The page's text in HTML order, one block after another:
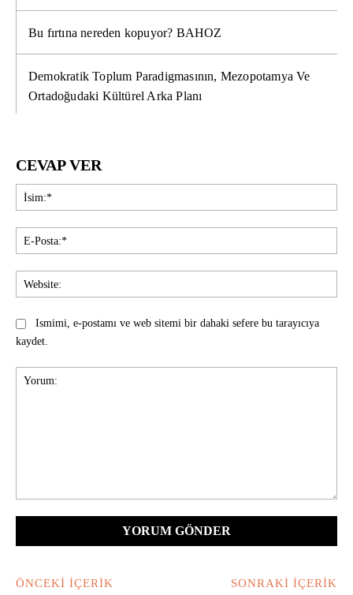
Bu fırtına nereden kopuyor? BAHOZ
Demokratik Toplum Paradigmasının, Mezopotamya Ve
Ortadoğudaki Kültürel Arka Planı
CEVAP VER
Ismimi, e-postamı ve web sitemi bir dahaki sefere bu tarayıcıya
kaydet.
ÖNCEKI İÇERIK SONRAKI İÇERIK